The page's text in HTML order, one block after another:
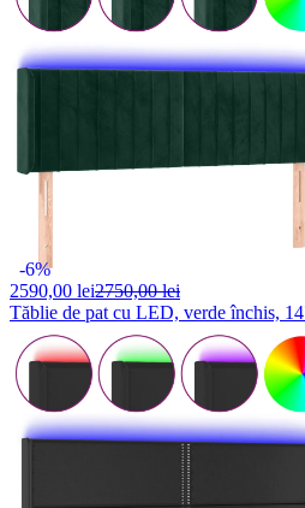
-6%
2590,00 lei2750,00 lei
Tăblie de pat cu LED, verde închis,